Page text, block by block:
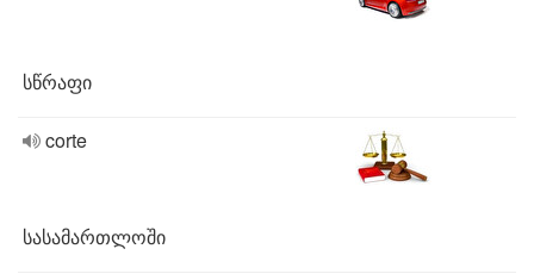
სწრაფი
corte
სასამართლოში